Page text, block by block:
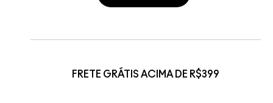
FRETE GRÁTIS ACIMA DE R$399